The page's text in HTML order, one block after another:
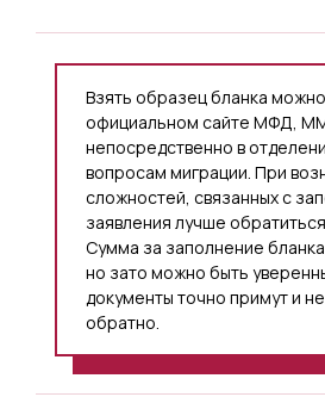
Взять образец бланка
официальном сайте МФД,
непосредственно в
вопросам миграции. При
сложностей, связанных с
заявления лучше
Сумма за заполнение
но зато можно быть
документы точно примут и
обратно.